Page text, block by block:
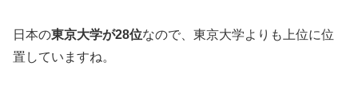
日本の東京大学が28位なので、東京大学よりも上位に位
置していますね。